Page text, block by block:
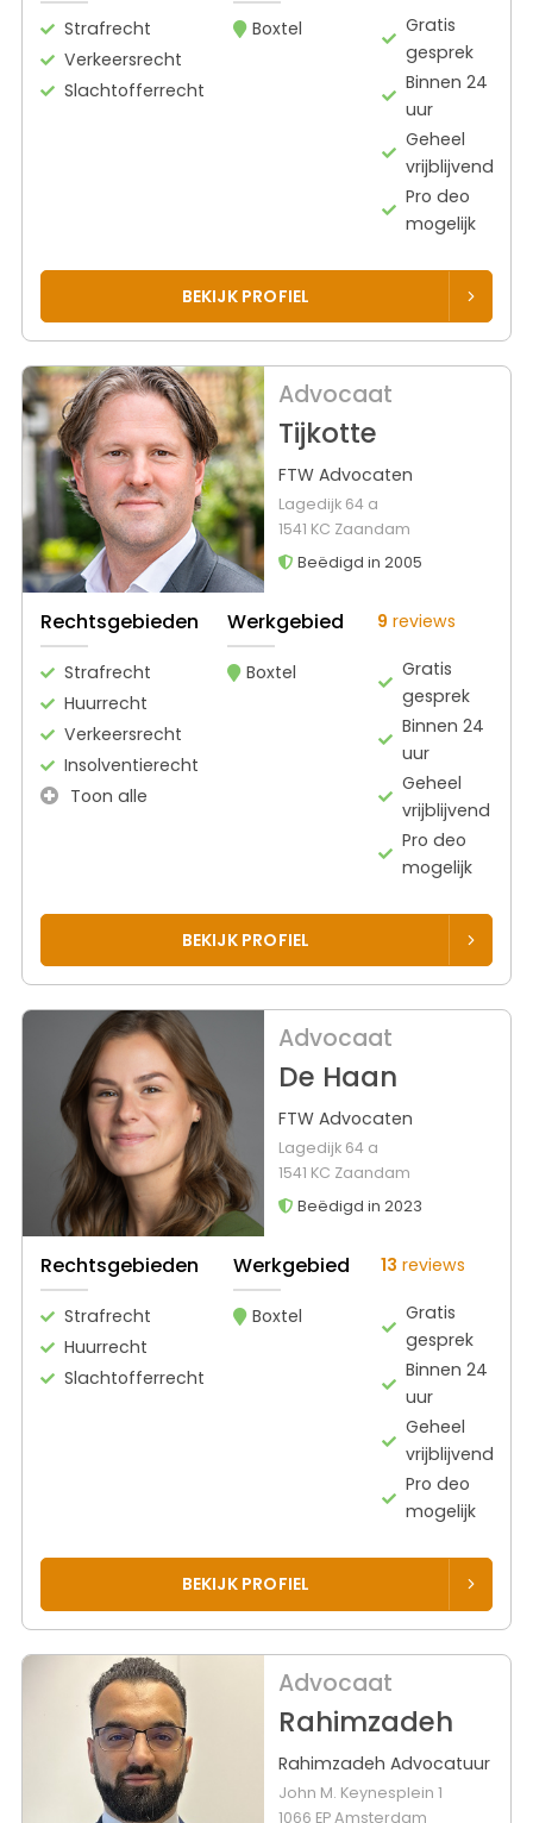
Strafrecht
Verkeersrecht
Slachtofferrecht
Boxtel
Gratis
gesprek
Binnen 24
uur
Geheel
vrijblijvend
Pro deo
mogelijk
BEKIJK PROFIEL
Advocaat
Tijkotte
FTW Advocaten
Lagedijk 64 a
1541 KC Zaandam
Beëdigd in 2005
Rechtsgebieden
Strafrecht
Huurrecht
Verkeersrecht
Insolventierecht
Toon alle
Werkgebied
Boxtel
9 reviews
Gratis
gesprek
Binnen 24
uur
Geheel
vrijblijvend
Pro deo
mogelijk
BEKIJK PROFIEL
Advocaat
De Haan
FTW Advocaten
Lagedijk 64 a
1541 KC Zaandam
Beëdigd in 2023
Rechtsgebieden
Strafrecht
Huurrecht
Slachtofferrecht
Werkgebied
Boxtel
13 reviews
Gratis
gesprek
Binnen 24
uur
Geheel
vrijblijvend
Pro deo
mogelijk
BEKIJK PROFIEL
Advocaat
Rahimzadeh
Rahimzadeh Advocatuur
John M. Keynesplein 1
1066 EP Amsterdam